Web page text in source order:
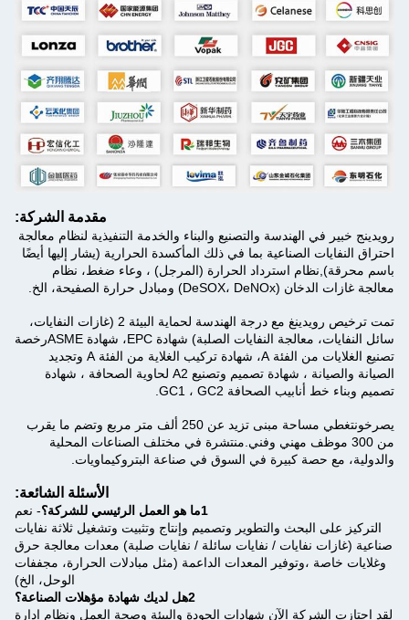
مقدمة الشركة:
رويدينج خبير في الهندسة والتصنيع والبناء والخدمة التنفيذية لنظام معالجة
احتراق النفايات الصناعية بما في ذلك المأكسدة الحرارية (يشار إليها أيضًا
باسم محرقة),نظام استرداد الحرارة (المرجل) ، وعاء ضغط، نظام
معالجة غازات الدخان (DeSOX، DeNOx) ومبادل حرارة الصفيحة، الخ.
تمت ترخيص رويدينغ مع درجة الهندسة لحماية البيئة 2 (غازات النفايات،
سائل النفايات، معالجة النفايات الصلبة) شهادة EPC، شهادة ASMEرخصة
تصنيع الغلايات من الفئة A، شهادة تركيب الغلاية من الفئة A وتجديد
الصيانة والصيانة ، شهادة تصميم وتصنيع A2 لحاوية الصحافة ، شهادة
تصميم وبناء خط أنابيب الصحافة GC1 ، GC2.
يصرخون
تغطي مساحة مبنى تزيد عن 250 ألف متر مربع وتضم ما يقرب
من 300 موظف مهني وفني.منتشرة في مختلف الصناعات المحلية
والدولية، مع حصة كبيرة في السوق في صناعة البتروكيماويات.
الأسئلة الشائعة:
1ما هو العمل الرئيسي للشركة؟
- نعم
التركيز على البحث والتطوير وتصميم وإنتاج وتثبيت وتشغيل ثلاثة نفايات
صناعية (غازات نفايات / نفايات سائلة / نفايات صلبة) معدات معالجة حرق
وغلايات خاصة ،وتوفير المعدات الداعمة (مثل مبادلات الحرارة، مجففات
الوحل، الخ)
2هل لديك شهادة مؤهلات الصناعة؟
لقد اجتازت الشركة الآن شهادات الجودة والبيئة وصحة العمل ونظام إدارة